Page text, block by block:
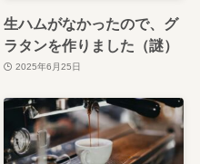
生ハムがなかったので、グ
ラタンを作りました（謎）
2025年6月25日